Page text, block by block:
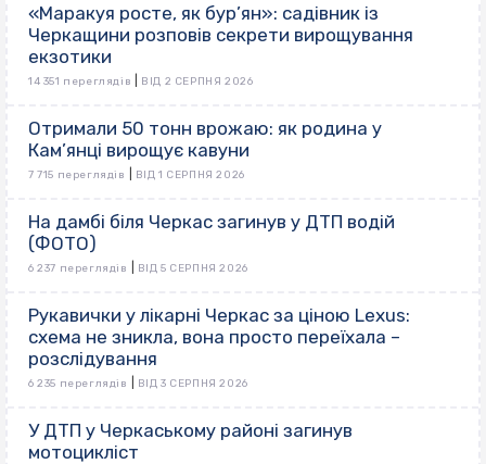
«Маракуя росте, як бур’ян»: садівник із
Черкащини розповів секрети вирощування
екзотики
14 351 переглядів ВІД 2 СЕРПНЯ 2026
Отримали 50 тонн врожаю: як родина у
Кам’янці вирощує кавуни
7 715 переглядів ВІД 1 СЕРПНЯ 2026
На дамбі біля Черкас загинув у ДТП водій
(ФОТО)
6 237 переглядів ВІД 5 СЕРПНЯ 2026
Рукавички у лікарні Черкас за ціною Lexus:
схема не зникла, вона просто переїхала –
розслідування
6 235 переглядів ВІД 3 СЕРПНЯ 2026
У ДТП у Черкаському районі загинув
мотоцикліст